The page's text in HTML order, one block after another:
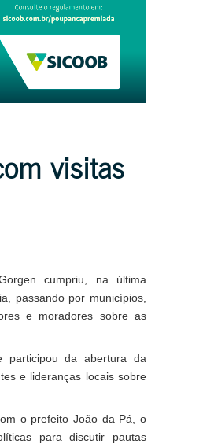
visitas
cumpriu, na última
passando por municípios,
e moradores sobre as
participou da abertura da
e lideranças locais sobre
o prefeito João da Pá, o
para discutir pautas